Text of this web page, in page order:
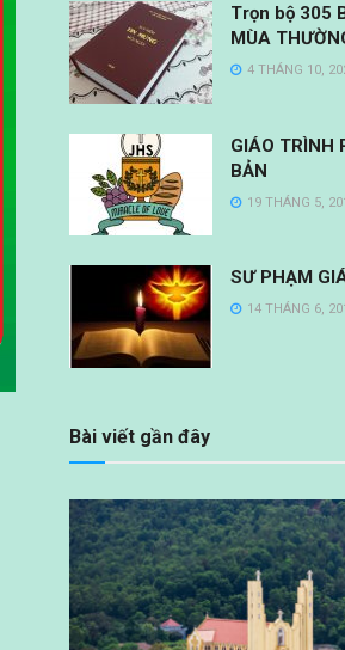
Trọn bộ 305
MÙA
4 THÁNG 10,
GIÁO TRÌNH
BẢN
19 THÁNG 5,
SƯ PHẠM
14 THÁNG 6,
Bài viết gần đây